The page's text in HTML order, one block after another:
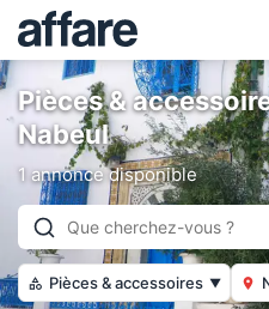
Pièces &
Nabeul
1 annonce disponible
Pièces & accessoires ▼